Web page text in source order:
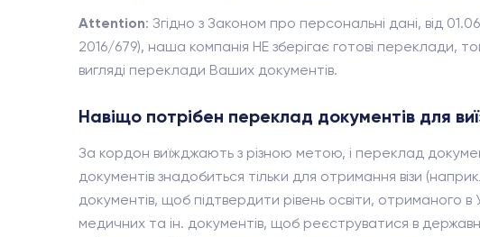
Attention: Згідно з Законом про персональні дані, від
2016/679), наша компанія НЕ зберігає готові переклади,
вигляді переклади Ваших документів.
Навіщо потрібен переклад документів для
За кордон виїжджають з різною метою, і переклад
документів знадобиться тільки для отримання візи
документів, щоб підтвердити рівень освіти, отриманого
медичних та ін. документів, щоб реєструватися в